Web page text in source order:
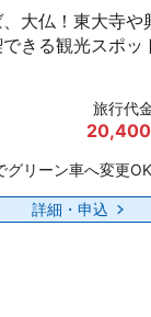
大仏！東大寺や
きる観光スポッ
旅行代
リーン車へ変更OK
詳細・申込